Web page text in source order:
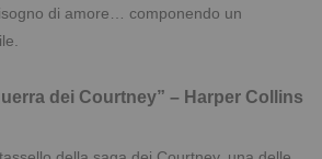
di amore… componendo un
dei Courtney” – Harper Collins